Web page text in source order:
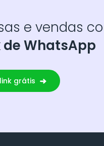
e vendas
de WhatsApp
grátis